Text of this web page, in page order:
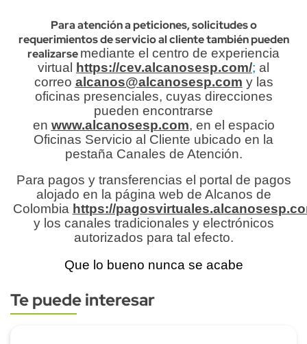
Para atención a peticiones, solicitudes o
requerimientos de servicio al cliente también pueden
realizarsemediante el centro de experiencia
virtual
https://cev.alcanosesp.com/; al
correo alcanos@alcanosesp.com y las
oficinas presenciales, cuyas direcciones
pueden encontrarse
en www.alcanosesp.com, en el espacio
Oficinas Servicio al Cliente ubicado en la
pestaña Canales de Atención.
Para pagos y transferencias el portal de pagos
alojado en la página web de Alcanos de
Colombia https://
y los canales tradicionales y electrónicos
autorizados para tal efecto.
Que lo bueno nunca se acabe
Subtitulo
Te puede interesar